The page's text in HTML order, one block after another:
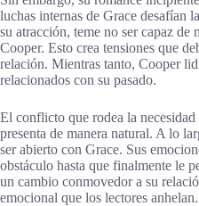
luchas internas de Grace desafían
su atracción, teme no ser capaz de
Cooper. Esto crea tensiones que
relación. Mientras tanto, Cooper
relacionados con su pasado.
El conflicto que rodea la
presenta de manera natural. A lo
ser abierto con Grace. Sus
obstáculo hasta que finalmente le
un cambio conmovedor a su
emocional que los lectores anhelan.